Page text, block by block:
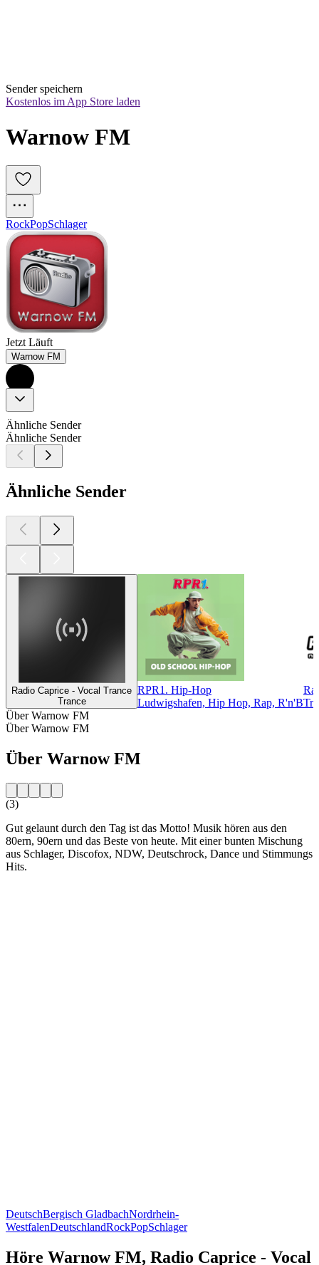
Sender speichern
Kostenlos im App Store laden
Warnow FM
RockPopSchlager
Jetzt Läuft
Warnow FM
Ähnliche Sender
Ähnliche Sender
Ähnliche Sender
Radio Caprice - Vocal Trance
Trance
RPR1. Hip-Hop
Ludwigshafen, Hip Hop, Rap, R'n'B
Über Warnow FM
Über Warnow FM
Über Warnow FM
(3)
Gut gelaunt durch den Tag ist das Motto! Musik hören aus den
80ern, 90ern und das Beste von heute. Mit einer bunten Mischung
aus Schlager, Discofox, NDW, Deutschrock, Dance und Stimmungs
Hits.
DeutschBergisch GladbachNordrhein-
WestfalenDeutschlandRockPopSchlager
Höre Warnow FM, Radio Caprice - Vocal